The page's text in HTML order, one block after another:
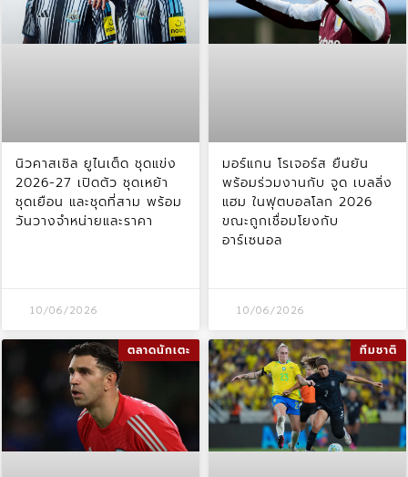
นิวคาสเซิล ยูไนเต็ด ชุดแข่ง
2026-27 เปิดตัว ชุดเหย้า
ชุดเยือน และชุดที่สาม พร้อม
วันวางจำหน่ายและราคา
10/06/2026
มอร์แกน โรเจอร์ส ยืนยัน
พร้อมร่วมงานกับ จูด เบลลิ่ง
แฮม ในฟุตบอลโลก 2026
ขณะถูกเชื่อมโยงกับ
อาร์เซนอล
10/06/2026
ตลาดนักเตะ ทีมชาติ